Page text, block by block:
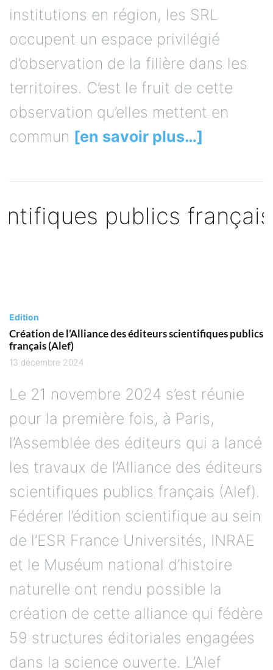
institutions en région, les SRL
occupent un espace privilégié
d’observation de la filière dans les
territoires. C’est le fruit de cette
observation qu’elles mettent en
commun [en savoir plus…]
Edition
Création de l’Alliance des éditeurs scientifiques publics
français (Alef)
13 décembre 2024
Le 21 novembre 2024 s’est réunie
pour la première fois, à Paris,
l’Assemblée des éditeurs qui a lancé
les travaux de l’Alliance des éditeurs
scientifiques publics français (Alef).
Fédérer l’édition scientifique au sein
de l’ESR France Universités, INRAE
et le Muséum national d’histoire
naturelle ont rendu possible la
création de cette alliance qui fédère
59 structures éditoriales engagées
dans la science ouverte. L’Alef